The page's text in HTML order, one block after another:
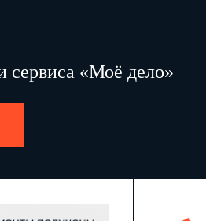
сервиса «Моё дело»